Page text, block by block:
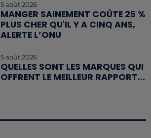
5 août 2026
MANGER SAINEMENT COÛTE 25 %
PLUS CHER QU'IL Y A CINQ ANS,
ALERTE L’ONU
5 août 2026
QUELLES SONT LES MARQUES QUI
OFFRENT LE MEILLEUR RAPPORT...